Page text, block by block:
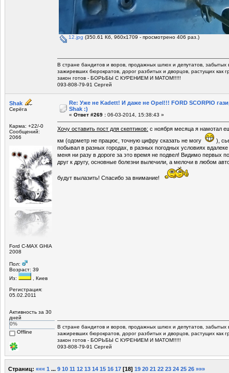
12.jpg (350.61 Кб, 960x1709 - просмотрено 406 раз.)
В стране бандитов и воров, продажных шлюх и депутатов, забытых
зажиревших бюрократов, дорог разбитых и дворцов, растущих как
закон готов - БОРЬБЫ С КУРЕНИЕМ И МАТОМ!!!!!
093-808-79-91 Сергей
Shak
Серёга
Карма: +22/-0
Сообщений:
2066
Ford C-MAX GHIA
2008
Пол:
Возраст: 39
Из:
, Киев
Регистрация:
05.02.2011
Активность за 30
дней
0%
Offline
Re: Уже не Kadett! И даже не Opel!!! FORD SCORPIO
Shak :)
« Ответ #269 : 06-03-2014, 15:38:43 »
Хочу оставить пост для скептиков: с ноября месяца я намотал
км (одометр не працює, точную цифру сказать не могу
),
побывал в разных городах, в разных погодных условиях
меня ни разу в дороге за это время не подвел! Видимо первых
друг к другу, основные болезни вылечили, а мелочи в любом
будут вылазить! Спасибо за внимание!
В стране бандитов и воров, продажных шлюх и депутатов, забытых
зажиревших бюрократов, дорог разбитых и дворцов, растущих как
закон готов - БОРЬБЫ С КУРЕНИЕМ И МАТОМ!!!!!
093-808-79-91 Сергей
Страниц: ««« 1 ... 9 10 11 12 13 14 15 16 17 [18] 19 20 21 22 23 24 25 26 »»»